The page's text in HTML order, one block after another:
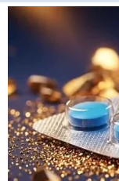
jasné
Co
vedle
K
sázet
ráda